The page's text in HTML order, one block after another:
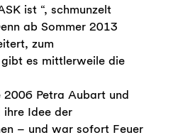
ist “, schmunzelt
ab Sommer 2013
zum
es mittlerweile die
2006 Petra Aubart und
ihre Idee der
– und war sofort Feuer